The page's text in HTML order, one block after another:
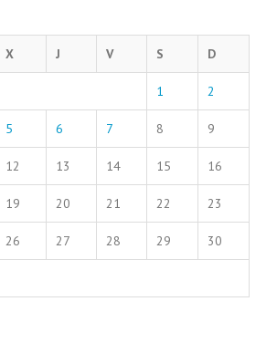
X J V S D
1 2
5 6 7 8 9
12 13 14 15 16
19 20 21 22 23
26 27 28 29 30